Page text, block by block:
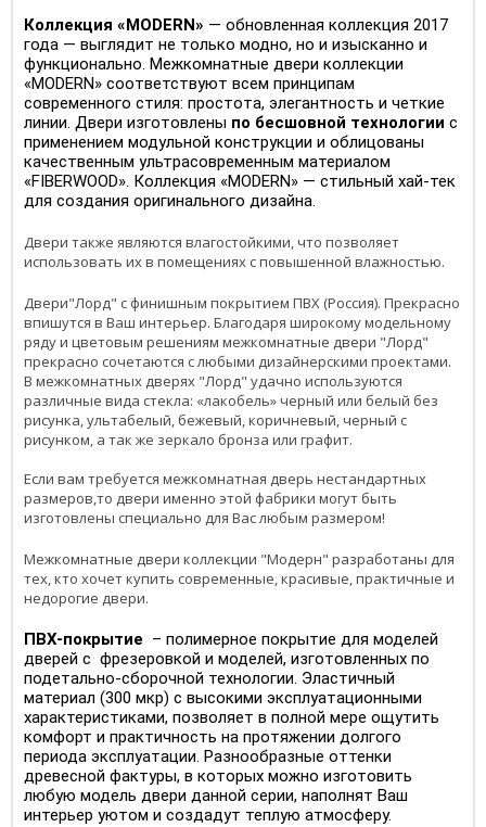
Коллекция «MODERN» — обновленная коллекция 2017
года — выглядит не только модно, но и изысканно и
функционально. Межкомнатные двери коллекции
«MODERN» соответствуют всем принципам
современного стиля: простота, элегантность и четкие
линии. Двери изготовлены по бесшовной технологии с
применением модульной конструкции и облицованы
качественным ультрасовременным материалом
«FIBERWOOD». Коллекция «MODERN» — стильный хай-тек
для создания оригинального дизайна.
Двери также являются влагостойкими, что позволяет
использовать их в помещениях с повышенной влажностью.
Двери"Лорд" с финишным покрытием ПВХ (Россия). Прекрасно
впишутся в Ваш интерьер. Благодаря широкому модельному
ряду и цветовым решениям межкомнатные двери "Лорд"
прекрасно сочетаются с любыми дизайнерскими проектами.
В межкомнатных дверях "Лорд" удачно используются
различные вида стекла: «лакобель» черный или белый без
рисунка, ультабелый, бежевый, коричневый, черный с
рисунком, а так же зеркало бронза или графит.
Если вам требуется межкомнатная дверь нестандартных
размеров,то двери именно этой фабрики могут быть
изготовлены специально для Вас любым размером!
Межкомнатные двери коллекции "Модерн" разработаны для
тех, кто хочет купить современные, красивые, практичные и
недорогие двери.
ПВХ-покрытие – полимерное покрытие для моделей
дверей с фрезеровкой и моделей, изготовленных по
подетально-сборочной технологии. Эластичный
материал (300 мкр) с высокими эксплуатационными
характеристиками, позволяет в полной мере ощутить
комфорт и практичность на протяжении долгого
периода эксплуатации. Разнообразные оттенки
древесной фактуры, в которых можно изготовить
любую модель двери данной серии, наполнят Ваш
интерьер уютом и создадут теплую атмосферу.